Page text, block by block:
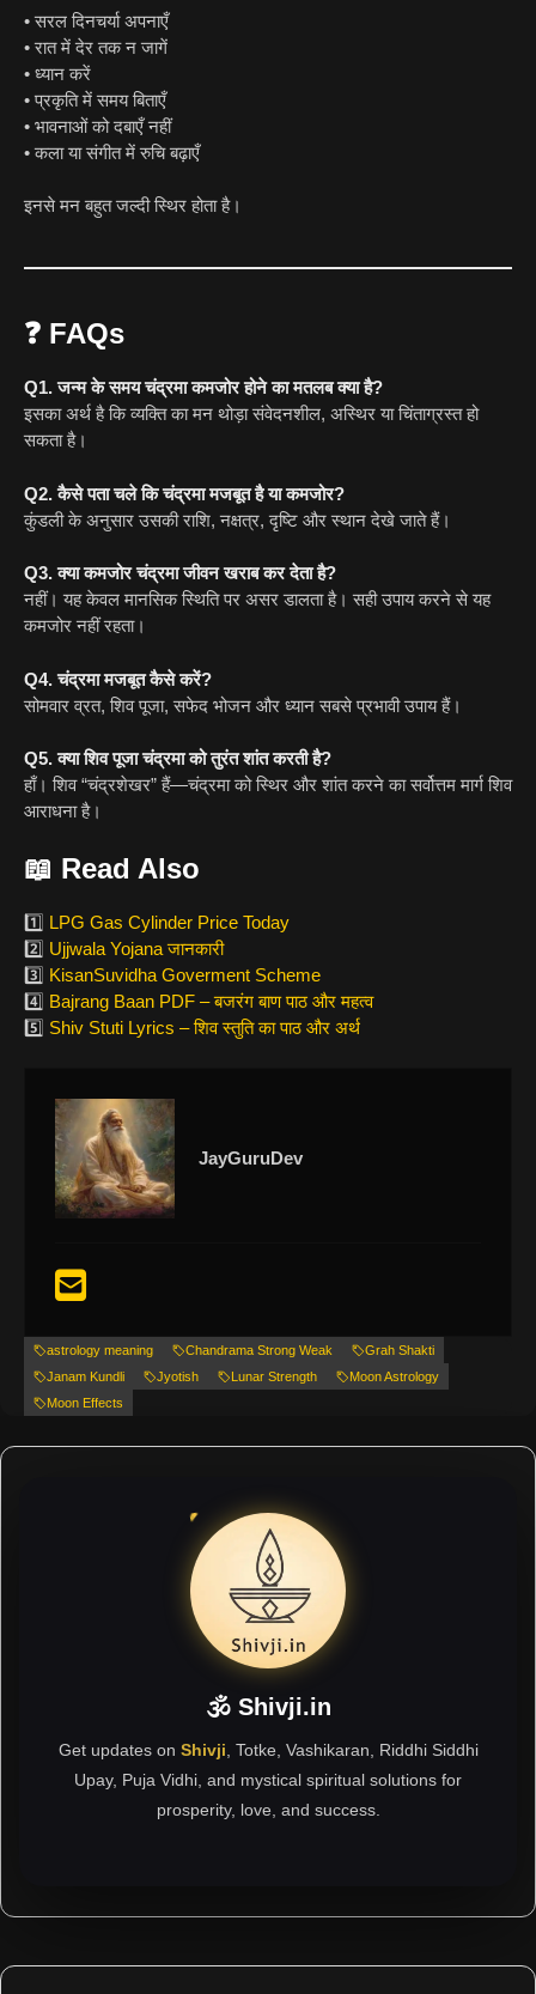
• सरल दिनचर्या अपनाएँ
• रात में देर तक न जागें
• ध्यान करें
• प्रकृति में समय बिताएँ
• भावनाओं को दबाएँ नहीं
• कला या संगीत में रुचि बढ़ाएँ
इनसे मन बहुत जल्दी स्थिर होता है।
❓ FAQs
Q1. जन्म के समय चंद्रमा कमजोर होने का मतलब क्या है?
इसका अर्थ है कि व्यक्ति का मन थोड़ा संवेदनशील, अस्थिर या चिंताग्रस्त हो
सकता है।
Q2. कैसे पता चले कि चंद्रमा मजबूत है या कमजोर?
कुंडली के अनुसार उसकी राशि, नक्षत्र, दृष्टि और स्थान देखे जाते हैं।
Q3. क्या कमजोर चंद्रमा जीवन खराब कर देता है?
नहीं। यह केवल मानसिक स्थिति पर असर डालता है। सही उपाय करने से यह
कमजोर नहीं रहता।
Q4. चंद्रमा मजबूत कैसे करें?
सोमवार व्रत, शिव पूजा, सफेद भोजन और ध्यान सबसे प्रभावी उपाय हैं।
Q5. क्या शिव पूजा चंद्रमा को तुरंत शांत करती है?
हाँ। शिव “चंद्रशेखर” हैं—चंद्रमा को स्थिर और शांत करने का सर्वोत्तम मार्ग शिव
आराधना है।
📖 Read Also
1️⃣ LPG Gas Cylinder Price Today
2️⃣ Ujjwala Yojana जानकारी
3️⃣ KisanSuvidha Goverment Scheme
4️⃣ Bajrang Baan PDF – बजरंग बाण पाठ और महत्व
5️⃣ Shiv Stuti Lyrics – शिव स्तुति का पाठ और अर्थ
JayGuruDev
astrology meaning Chandrama Strong Weak
Grah Shakti
Janam Kundli
Jyotish Lunar Strength
Moon Astrology
Moon Effects
🕉 Shivji.in
Get updates on Shivji, Totke, Vashikaran, Riddhi Siddhi
Upay, Puja Vidhi, and mystical spiritual solutions for
prosperity, love, and success.